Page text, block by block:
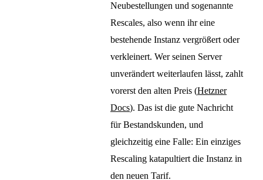
Neubestellungen und sogenannte
Rescales, also wenn ihr eine
bestehende Instanz vergrößert oder
verkleinert. Wer seinen Server
unverändert weiterlaufen lässt, zahlt
vorerst den alten Preis (Hetzner
Docs). Das ist die gute Nachricht
für Bestandskunden, und
gleichzeitig eine Falle: Ein einziges
Rescaling katapultiert die Instanz in
den neuen Tarif.